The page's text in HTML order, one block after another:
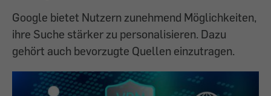
Google bietet Nutzern zunehmend Möglichkeiten,
ihre Suche stärker zu personalisieren. Dazu
gehört auch bevorzugte Quellen einzutragen.